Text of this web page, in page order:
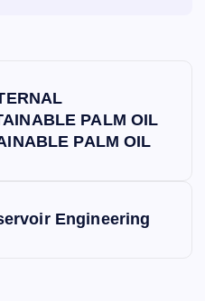
PALM OIL
PALM OIL
Engineering